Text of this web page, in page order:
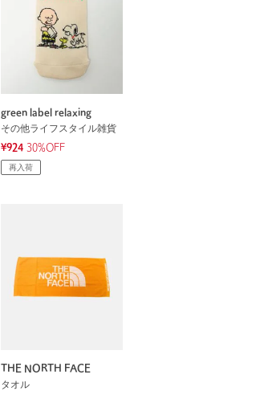
green label relaxing
その他ライフスタイル雑貨
¥924 30%OFF
再入荷
THE NORTH FACE
タオル